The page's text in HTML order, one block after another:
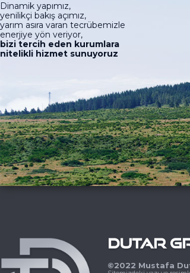
Dinamik yapımız,
yenilikçi bakış açımız,
yarım asıra varan tecrübemizle
enerjiye yön veriyor,
bizi tercih eden kurumlara
nitelikli hizmet sunuyoruz
©2022 Mustafa